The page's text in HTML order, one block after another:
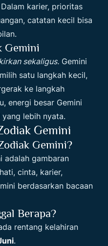
karier, prioritas
catatan kecil bisa
Gemini
sekaligus. Gemini
satu langkah kecil,
ke langkah
energi besar Gemini
lebih nyata.
Gemini
Gemini?
adalah gambaran
cinta, karier,
berdasarkan bacaan
Berapa?
rentang kelahiran
.